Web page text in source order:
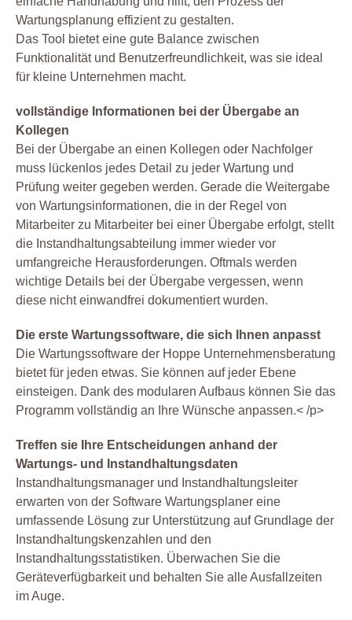
Wartungsplanung effizient zu gestalten.
Das Tool bietet eine gute Balance zwischen
Funktionalität und Benutzerfreundlichkeit, was sie ideal
für kleine Unternehmen macht.
vollständige Informationen bei der Übergabe an
Kollegen
Bei der Übergabe an einen Kollegen oder Nachfolger
muss lückenlos jedes Detail zu jeder Wartung und
Prüfung weiter gegeben werden. Gerade die Weitergabe
von Wartungsinformationen, die in der Regel von
Mitarbeiter zu Mitarbeiter bei einer Übergabe erfolgt, stellt
die Instandhaltungsabteilung immer wieder vor
umfangreiche Herausforderungen. Oftmals werden
wichtige Details bei der Übergabe vergessen, wenn
diese nicht einwandfrei dokumentiert wurden.
Die erste Wartungssoftware, die sich Ihnen anpasst
Die Wartungssoftware der Hoppe Unternehmensberatung
bietet für jeden etwas. Sie können auf jeder Ebene
einsteigen. Dank des modularen Aufbaus können Sie das
Programm vollständig an Ihre Wünsche anpassen.< /p>
Treffen sie Ihre Entscheidungen anhand der
Wartungs- und Instandhaltungsdaten
Instandhaltungsmanager und Instandhaltungsleiter
erwarten von der Software Wartungsplaner eine
umfassende Lösung zur Unterstützung auf Grundlage der
Instandhaltungskenzahlen und den
Instandhaltungsstatistiken. Überwachen Sie die
Geräteverfügbarkeit und behalten Sie alle Ausfallzeiten
im Auge.